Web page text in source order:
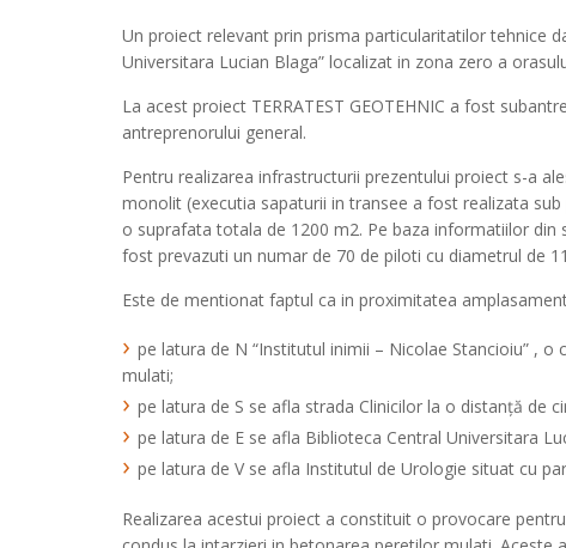
Un proiect relevant prin prisma particularitatilor tehnice
Universitara Lucian Blaga” localizat in zona zero a
La acest proiect TERRATEST GEOTEHNIC a fost
antreprenorului general.
Pentru realizarea infrastructurii prezentului proiect s-a
monolit (executia sapaturii in transee a fost realizata
o suprafata totala de 1200 m2. Pe baza informatiilor
fost prevazuti un numar de 70 de piloti cu diametrul de
Este de mentionat faptul ca in proximitatea
pe latura de N “Institutul inimii – Nicolae Stancioiu” ,
mulati;
pe latura de S se afla strada Clinicilor la o distanță de
pe latura de E se afla Biblioteca Central Universitara
pe latura de V se afla Institutul de Urologie situat cu
Realizarea acestui proiect a constituit o provocare